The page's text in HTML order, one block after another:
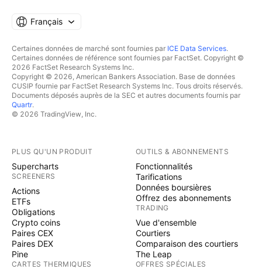
Français
Certaines données de marché sont fournies par ICE Data Services.
Certaines données de référence sont fournies par FactSet. Copyright ©
2026 FactSet Research Systems Inc.
Copyright © 2026, American Bankers Association. Base de données
CUSIP fournie par FactSet Research Systems Inc. Tous droits réservés.
Documents déposés auprès de la SEC et autres documents fournis par
Quartr.
© 2026 TradingView, Inc.
PLUS QU'UN PRODUIT
Supercharts
SCREENERS
Actions
ETFs
Obligations
Crypto coins
Paires CEX
Paires DEX
Pine
CARTES THERMIQUES
OUTILS & ABONNEMENTS
Fonctionnalités
Tarifications
Données boursières
Offrez des abonnements
TRADING
Vue d'ensemble
Courtiers
Comparaison des courtiers
The Leap
OFFRES SPÉCIALES